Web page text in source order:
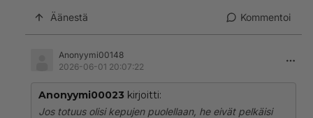
Äänestä Kommentoi
Anonyymi00148
2026-06-01 20:07:22
Anonyymi00023 kirjoitti:
Jos totuus olisi kepujen puolellaan, he eivät pelkäisi